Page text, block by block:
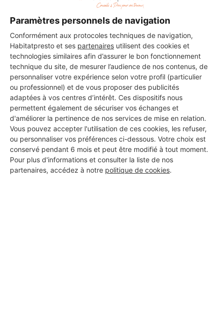
Paramètres personnels de navigation
Conformément aux protocoles techniques de navigation,
Habitatpresto et ses partenaires utilisent des cookies et
technologies similaires afin d’assurer le bon fonctionnement
technique du site, de mesurer l’audience de nos contenus, de
personnaliser votre expérience selon votre profil (particulier
ou professionnel) et de vous proposer des publicités
adaptées à vos centres d’intérêt. Ces dispositifs nous
permettent également de sécuriser vos échanges et
d'améliorer la pertinence de nos services de mise en relation.
Vous pouvez accepter l'utilisation de ces cookies, les refuser,
ou personnaliser vos préférences ci-dessous. Votre choix est
conservé pendant 6 mois et peut être modifié à tout moment.
Pour plus d'informations et consulter la liste de nos
partenaires, accédez à notre politique de cookies.
Vous souhaitez réaliser des travaux et ne savez quel professionnel
choisir ? Demandez des devis travauxauprès de notre réseau de 5 000
professionnels partout en France.
DEMANDER UN DEVIS